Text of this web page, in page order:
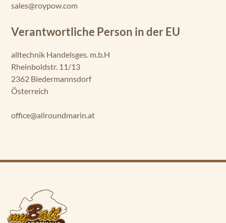
sales@roypow.com
Verantwortliche Person in der EU
alltechnik Handelsges. m.b.H
Rheinboldstr. 11/13
2362 Biedermannsdorf
Österreich
office@allroundmarin.at